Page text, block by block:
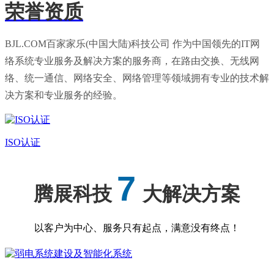
荣誉资质
BJL.COM百家家乐(中国大陆)科技公司 作为中国领先的IT网
络系统专业服务及解决方案的服务商，在路由交换、无线网
络、统一通信、网络安全、网络管理等领域拥有专业的技术解
决方案和专业服务的经验。
ISO认证
腾展科技 7 大解决方案
以客户为中心、服务只有起点，满意没有终点！